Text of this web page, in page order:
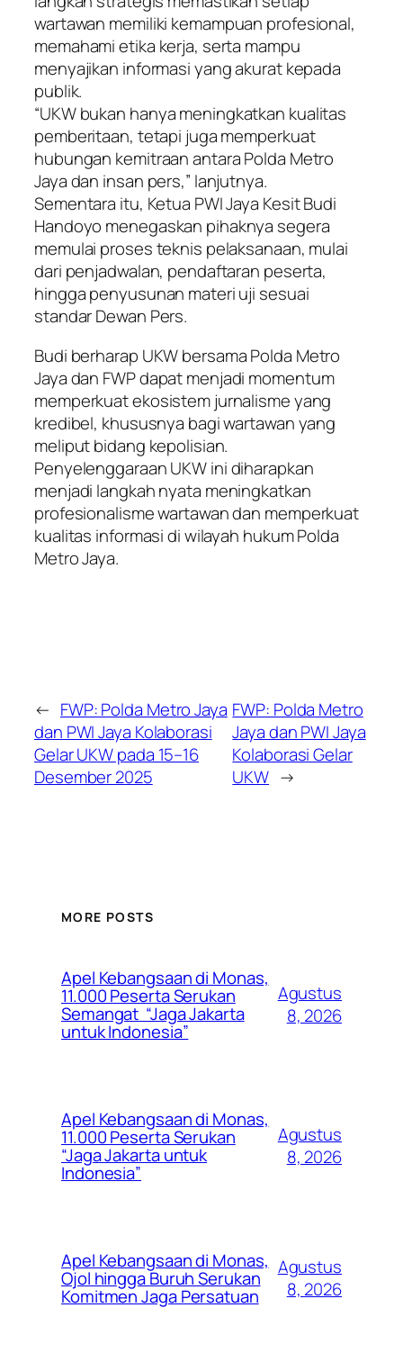
wartawan memiliki kemampuan profesional,
memahami etika kerja, serta mampu
menyajikan informasi yang akurat kepada
publik.
“UKW bukan hanya meningkatkan kualitas
pemberitaan, tetapi juga memperkuat
hubungan kemitraan antara Polda Metro
Jaya dan insan pers,” lanjutnya.
Sementara itu, Ketua PWI Jaya Kesit Budi
Handoyo menegaskan pihaknya segera
memulai proses teknis pelaksanaan, mulai
dari penjadwalan, pendaftaran peserta,
hingga penyusunan materi uji sesuai
standar Dewan Pers.
Budi berharap UKW bersama Polda Metro
Jaya dan FWP dapat menjadi momentum
memperkuat ekosistem jurnalisme yang
kredibel, khususnya bagi wartawan yang
meliput bidang kepolisian.
Penyelenggaraan UKW ini diharapkan
menjadi langkah nyata meningkatkan
profesionalisme wartawan dan memperkuat
kualitas informasi di wilayah hukum Polda
Metro Jaya.
← FWP: Polda Metro Jaya
dan PWI Jaya Kolaborasi
Gelar UKW pada 15–16
Desember 2025
FWP: Polda Metro
Jaya dan PWI Jaya
Kolaborasi Gelar
UKW →
MORE POSTS
Apel Kebangsaan di Monas,
11.000 Peserta Serukan
Semangat “Jaga Jakarta
untuk Indonesia”
Agustus
8, 2026
Apel Kebangsaan di Monas,
11.000 Peserta Serukan
“Jaga Jakarta untuk
Indonesia”
Agustus
8, 2026
Apel Kebangsaan di Monas,
Ojol hingga Buruh Serukan
Komitmen Jaga Persatuan
Agustus
8, 2026